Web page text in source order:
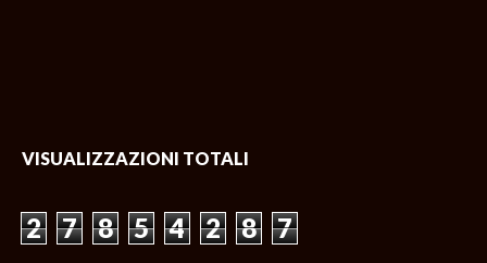
VISUALIZZAZIONI TOTALI
2 7 8 5 4 2 8 7